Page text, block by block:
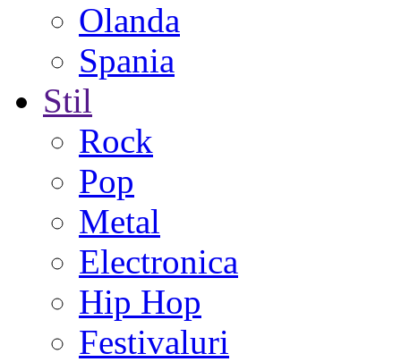
Olanda
Spania
Stil
Rock
Pop
Metal
Electronica
Hip Hop
Festivaluri